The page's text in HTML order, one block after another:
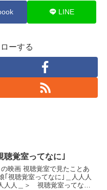
LINE
ーする
聴覚室ってなに｣
映画 視聴覚室で見たことあ
｢視聴覚室ってなに｣＿人人人
人人＿＞ 視聴覚室ってな